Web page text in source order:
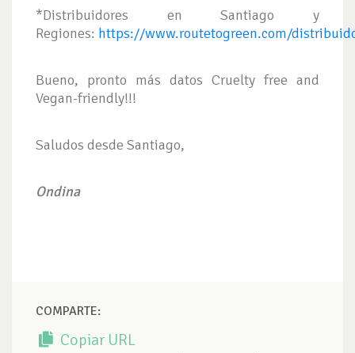
*Distribuidores en Santiago y
Regiones: https://www.routetogreen.com/
Bueno, pronto más datos Cruelty free and
Vegan-friendly!!!
Saludos desde Santiago,
Ondina
COMPARTE:
Copiar URL